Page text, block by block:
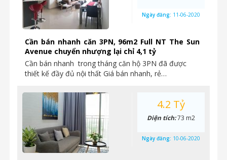
Cần bán nhanh căn 3PN, 96m2 Full NT The Sun
Avenue chuyển nhượng lại chỉ 4,1 tỷ
Cần bán nhanh trong tháng căn hộ 3PN đã được
thiết kế đầy đủ nội thất Giá bán nhanh, rẻ…
Ngày đăng: 11-06-2020
4.2 Tỷ
Diện tích:73 m2
Ngày đăng: 10-06-2020